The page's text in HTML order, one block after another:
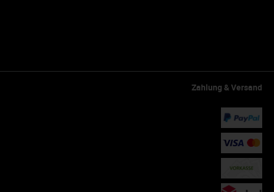
Zahlung & Versand